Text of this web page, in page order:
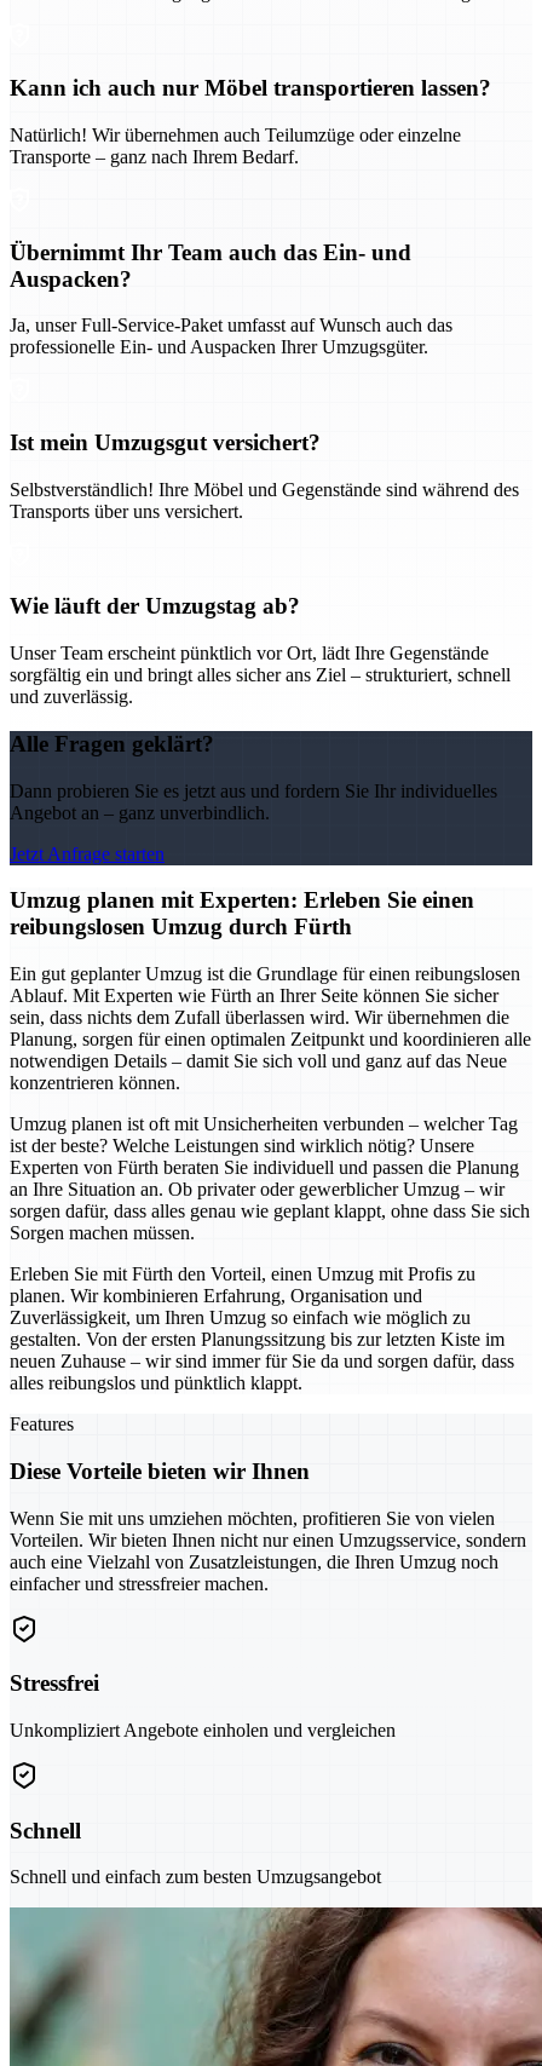
Kann ich auch nur Möbel transportieren lassen?
Natürlich! Wir übernehmen auch Teilumzüge oder einzelne
Transporte – ganz nach Ihrem Bedarf.
Übernimmt Ihr Team auch das Ein- und
Auspacken?
Ja, unser Full-Service-Paket umfasst auf Wunsch auch das
professionelle Ein- und Auspacken Ihrer Umzugsgüter.
Ist mein Umzugsgut versichert?
Selbstverständlich! Ihre Möbel und Gegenstände sind während des
Transports über uns versichert.
Wie läuft der Umzugstag ab?
Unser Team erscheint pünktlich vor Ort, lädt Ihre Gegenstände
sorgfältig ein und bringt alles sicher ans Ziel – strukturiert, schnell
und zuverlässig.
Alle Fragen geklärt?
Dann probieren Sie es jetzt aus und fordern Sie Ihr individuelles
Angebot an – ganz unverbindlich.
Jetzt Anfrage starten
Umzug planen mit Experten: Erleben Sie einen
reibungslosen Umzug durch Fürth
Ein gut geplanter Umzug ist die Grundlage für einen reibungslosen
Ablauf. Mit Experten wie Fürth an Ihrer Seite können Sie sicher
sein, dass nichts dem Zufall überlassen wird. Wir übernehmen die
Planung, sorgen für einen optimalen Zeitpunkt und koordinieren alle
notwendigen Details – damit Sie sich voll und ganz auf das Neue
konzentrieren können.
Umzug planen ist oft mit Unsicherheiten verbunden – welcher Tag
ist der beste? Welche Leistungen sind wirklich nötig? Unsere
Experten von Fürth beraten Sie individuell und passen die Planung
an Ihre Situation an. Ob privater oder gewerblicher Umzug – wir
sorgen dafür, dass alles genau wie geplant klappt, ohne dass Sie sich
Sorgen machen müssen.
Erleben Sie mit Fürth den Vorteil, einen Umzug mit Profis zu
planen. Wir kombinieren Erfahrung, Organisation und
Zuverlässigkeit, um Ihren Umzug so einfach wie möglich zu
gestalten. Von der ersten Planungssitzung bis zur letzten Kiste im
neuen Zuhause – wir sind immer für Sie da und sorgen dafür, dass
alles reibungslos und pünktlich klappt.
Features
Diese Vorteile bieten wir Ihnen
Wenn Sie mit uns umziehen möchten, profitieren Sie von vielen
Vorteilen. Wir bieten Ihnen nicht nur einen Umzugsservice, sondern
auch eine Vielzahl von Zusatzleistungen, die Ihren Umzug noch
einfacher und stressfreier machen.
Stressfrei
Unkompliziert Angebote einholen und vergleichen
Schnell
Schnell und einfach zum besten Umzugsangebot